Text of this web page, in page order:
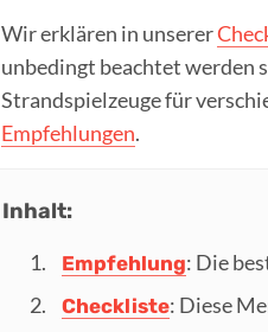
Wir erklären in unserer
unbedingt beachtet werden
Strandspielzeuge für
Empfehlungen.
Inhalt:
Empfehlung: Die
Checkliste: Diese